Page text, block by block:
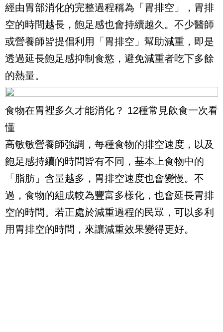
經由胃部消化的完整過程稱為「胃排空」，胃排
空的時間越長，飽足感也會持續越久。不少醫師
或營養師皆提倡利用「胃排空」幫助減重，即是
透過延長飽足感抑制食慾，避免減重者吃下多餘
的熱量。
食物在胃裡多久才能消化？ 12種常見飲食一次看
懂
高敏敏營養師強調，每種食物的排空速度，以及
飽足感持續的時間皆有不同，基本上食物中的
「脂肪」含量越多，胃排空速度也會變慢。不
過，食物的組成較為豐富多樣化，也會延長胃排
空的時間。若正處於減重過程的民眾，可以多利
用胃排空的時間，來讓減重效果變得更好。